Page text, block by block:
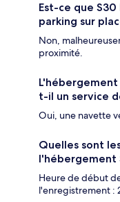
Est-ce que
parking sur
Non,
proximité.
L'hébergement
t-il un service
Oui, une navette
Quelles sont
l'hébergement
Heure de début
l'enregistrement :